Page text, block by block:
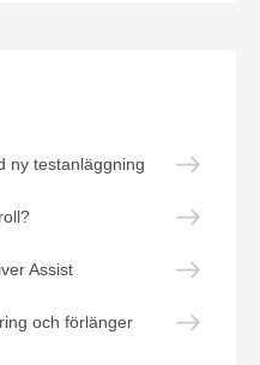
ny testanläggning
Assist
och förlänger